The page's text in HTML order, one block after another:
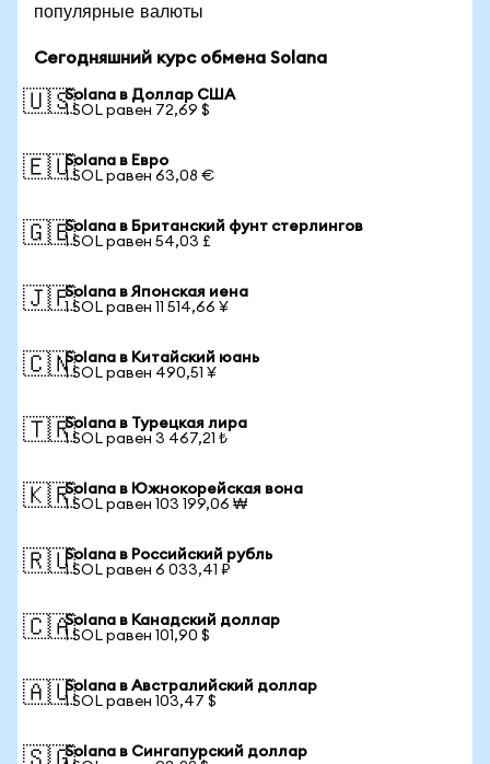
популярные валюты
Сегодняшний курс обмена Solana
🇺🇸Solana в Доллар США
1 SOL равен 72,69 $
🇪🇺Solana в Евро
1 SOL равен 63,08 €
🇬🇧Solana в Британский фунт стерлингов
1 SOL равен 54,03 £
🇯🇵Solana в Японская иена
1 SOL равен 11 514,66 ¥
🇨🇳Solana в Китайский юань
1 SOL равен 490,51 ¥
🇹🇷Solana в Турецкая лира
1 SOL равен 3 467,21 ₺
🇰🇷Solana в Южнокорейская вона
1 SOL равен 103 199,06 ₩
🇷🇺Solana в Российский рубль
1 SOL равен 6 033,41 ₽
🇨🇦Solana в Канадский доллар
1 SOL равен 101,90 $
🇦🇺Solana в Австралийский доллар
1 SOL равен 103,47 $
Solana в Сингапурский доллар